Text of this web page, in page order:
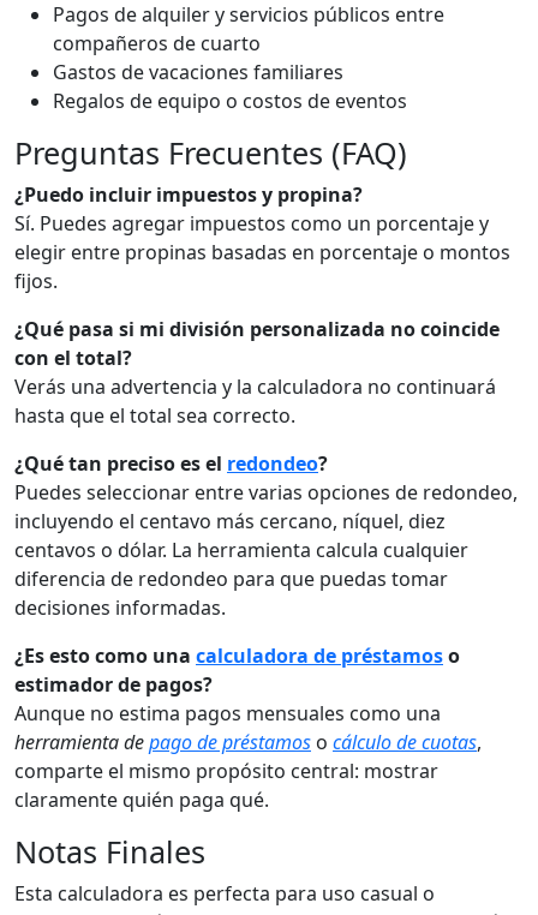
Pagos de alquiler y servicios públicos entre
compañeros de cuarto
Gastos de vacaciones familiares
Regalos de equipo o costos de eventos
Preguntas Frecuentes (FAQ)
¿Puedo incluir impuestos y propina?
Sí. Puedes agregar impuestos como un porcentaje y
elegir entre propinas basadas en porcentaje o montos
fijos.
¿Qué pasa si mi división personalizada no coincide
con el total?
Verás una advertencia y la calculadora no continuará
hasta que el total sea correcto.
¿Qué tan preciso es el redondeo?
Puedes seleccionar entre varias opciones de redondeo,
incluyendo el centavo más cercano, níquel, diez
centavos o dólar. La herramienta calcula cualquier
diferencia de redondeo para que puedas tomar
decisiones informadas.
¿Es esto como una calculadora de préstamoso
estimador de pagos?
Aunque no estima pagos mensuales como una
herramienta depago de préstamos o cálculo de cuotas,
comparte el mismo propósito central: mostrar
claramente quién paga qué.
Notas Finales
Esta calculadora es perfecta para uso casual o